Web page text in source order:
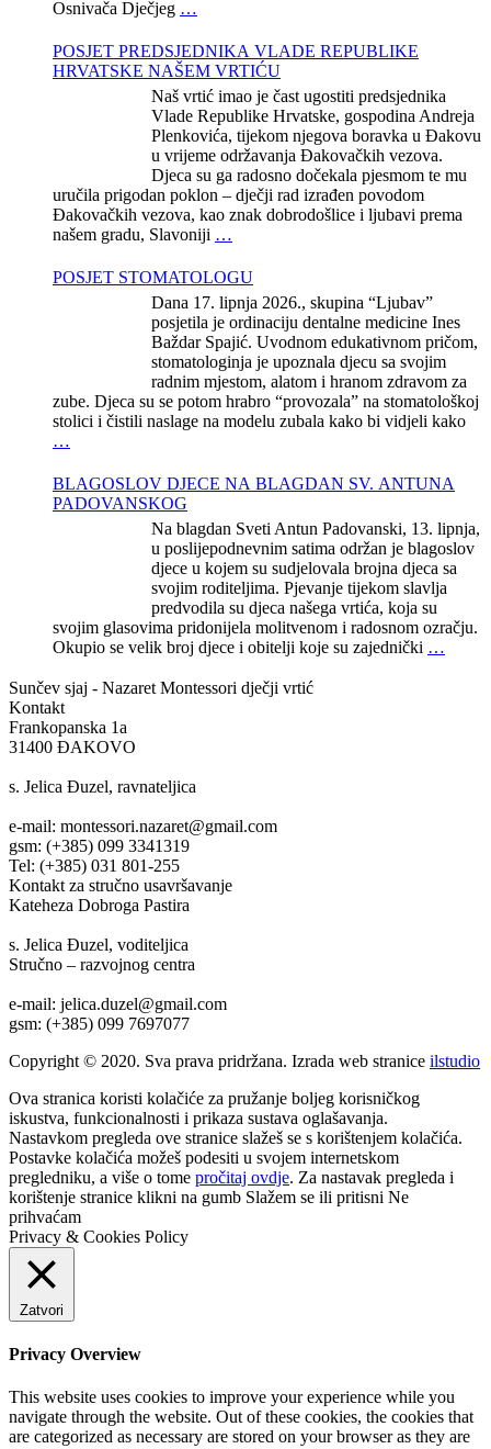
Osnivača Dječjeg …
POSJET PREDSJEDNIKA VLADE REPUBLIKE
HRVATSKE NAŠEM VRTIĆU
Naš vrtić imao je čast ugostiti predsjednika
Vlade Republike Hrvatske, gospodina Andreja
Plenkovića, tijekom njegova boravka u Đakovu
u vrijeme održavanja Đakovačkih vezova.
Djeca su ga radosno dočekala pjesmom te mu
uručila prigodan poklon – dječji rad izrađen povodom
Đakovačkih vezova, kao znak dobrodošlice i ljubavi prema
našem gradu, Slavoniji …
POSJET STOMATOLOGU
Dana 17. lipnja 2026., skupina “Ljubav”
posjetila je ordinaciju dentalne medicine Ines
Baždar Spajić. Uvodnom edukativnom pričom,
stomatologinja je upoznala djecu sa svojim
radnim mjestom, alatom i hranom zdravom za
zube. Djeca su se potom hrabro “provozala” na stomatološkoj
stolici i čistili naslage na modelu zubala kako bi vidjeli kako
…
BLAGOSLOV DJECE NA BLAGDAN SV. ANTUNA
PADOVANSKOG
Na blagdan Sveti Antun Padovanski, 13. lipnja,
u poslijepodnevnim satima održan je blagoslov
djece u kojem su sudjelovala brojna djeca sa
svojim roditeljima. Pjevanje tijekom slavlja
predvodila su djeca našega vrtića, koja su
svojim glasovima pridonijela molitvenom i radosnom ozračju.
Okupio se velik broj djece i obitelji koje su zajednički …
Sunčev sjaj - Nazaret Montessori dječji vrtić
Kontakt
Frankopanska 1a
31400 ĐAKOVO
s. Jelica Đuzel, ravnateljica
e-mail: montessori.nazaret@gmail.com
gsm: (+385) 099 3341319
Tel: (+385) 031 801-255
Kontakt za stručno usavršavanje
Kateheza Dobroga Pastira
s. Jelica Đuzel, voditeljica
Stručno – razvojnog centra
e-mail: jelica.duzel@gmail.com
gsm: (+385) 099 7697077
Copyright © 2020. Sva prava pridržana. Izrada web stranice ilstudio
Ova stranica koristi kolačiće za pružanje boljeg korisničkog
iskustva, funkcionalnosti i prikaza sustava oglašavanja.
Nastavkom pregleda ove stranice slažeš se s korištenjem kolačića.
Postavke kolačića možeš podesiti u svojem internetskom
pregledniku, a više o tome pročitaj ovdje. Za nastavak pregleda i
korištenje stranice klikni na gumb Slažem se ili pritisni Ne
prihvaćam
Privacy & Cookies Policy
Zatvori
Privacy Overview
This website uses cookies to improve your experience while you
navigate through the website. Out of these cookies, the cookies that
are categorized as necessary are stored on your browser as they are